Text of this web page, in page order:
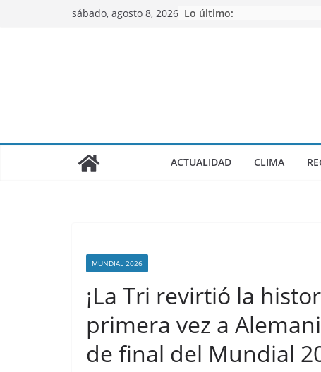
sábado, agosto 8, 2026 Lo último:
ACTUALIDAD CLIMA
MUNDIAL 2026
¡La Tri revirtió la
primera vez a
de final del Mundial